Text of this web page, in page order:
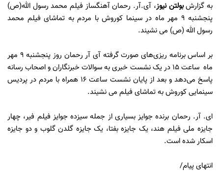
به گزارشبولتن نیوز، آی.آر. رحمان آهنگساز فیلم محمد رسول الله(ص)
پنجشنبه 9 مهر ماه در سینما کوروش با مردم به تماشای فیلم محمد
رسول الله (ص) می نشیند.
بر اساس برنامه ریزی‌های صورت گرفته آی آر رحمان روز پنجشنبه 9 مهر
ماه ساعت 15 در یک نشست خبری به سوالات خبرنگاران و اصحاب رسانه
پاسخ می‌دهد و بعد از پایان نشست ساعت 16 همراه با مردم در پردیس
سینمایی کوروش به تماشای فیلم می نشیند.
ای. آر. رحمان برنده جوایز بسیاری از جمله سیزده جوایز فیلم فیر، چهار
جایزه ملی فیلم هند، یک جایزه بفتا، یک جایزه گلدن گلوب و دو جایزه
اسکار شده است.
انتهای پیام/